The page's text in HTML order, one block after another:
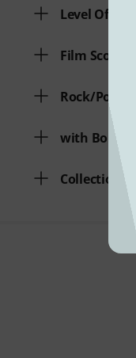
Level Of
Film Score /
Rock/Pop
with Bonus
Collections